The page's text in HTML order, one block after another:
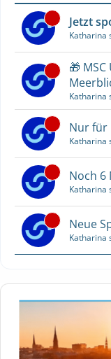
Jetzt
Katharina
🎁
Katharina
Nur für
Katharina
Noch 6
Katharina
Neue
Katharina